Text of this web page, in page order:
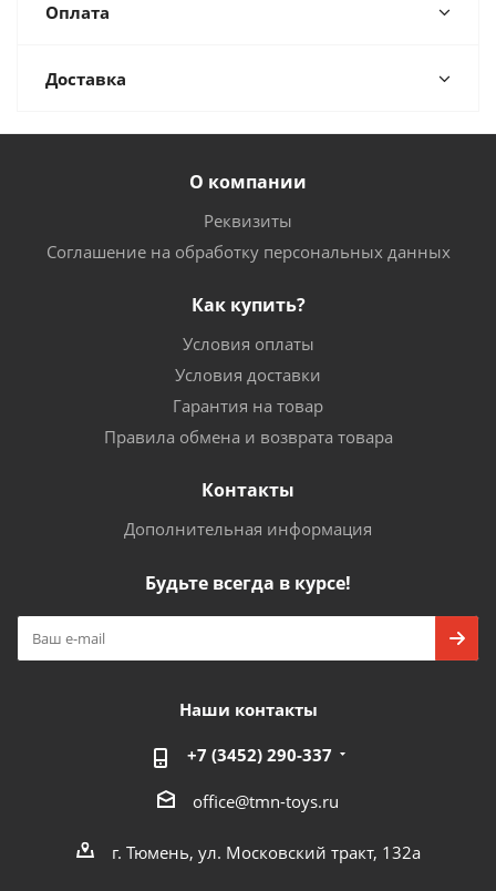
Оплата
Доставка
О компании
Реквизиты
Соглашение на обработку персональных данных
Как купить?
Условия оплаты
Условия доставки
Гарантия на товар
Правила обмена и возврата товара
Контакты
Дополнительная информация
Будьте всегда в курсе!
Наши контакты
+7 (3452) 290-337
office@tmn-toys.ru
г. Тюмень, ул. Московский тракт, 132а